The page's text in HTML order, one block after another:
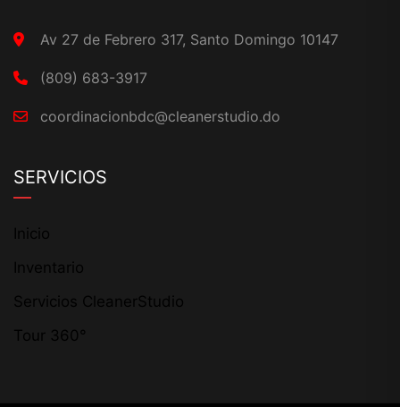
Av 27 de Febrero 317, Santo Domingo 10147
(809) 683-3917
coordinacionbdc@cleanerstudio.do
SERVICIOS
Inicio
Inventario
Servicios CleanerStudio
Tour 360°